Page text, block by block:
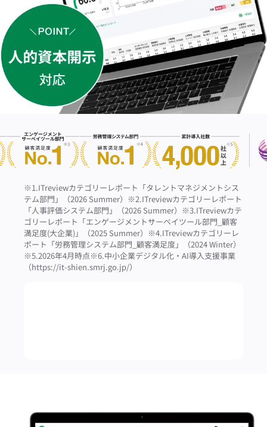
※1.ITreviewカテゴリーレポート「タレントマネジメントシス
テム部門」（2026 Summer） ※2.ITreviewカテゴリーレポート
「人事評価システム部門」（2026 Summer） ※3.ITreviewカテ
ゴリーレポート「エンゲージメントサーベイツール部門_顧客
満足度(大企業)」（2025 Summer） ※4.ITreviewカテゴリーレ
ポート「労務管理システム部門_顧客満足度」（2024 Winter）
※5.2026年4月時点※6.中小企業デジタル化・AI導入支援事業
（https://it-shien.smrj.go.jp/）